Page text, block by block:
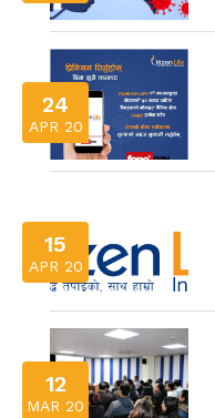
24
APR 20
15
APR 20
12
MAR 20